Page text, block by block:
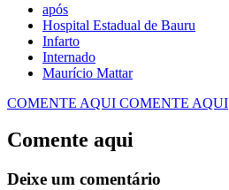
após
Hospital Estadual de Bauru
Infarto
Internado
Maurício Mattar
COMENTE AQUI COMENTE AQUI
Comente aqui
Deixe um comentário